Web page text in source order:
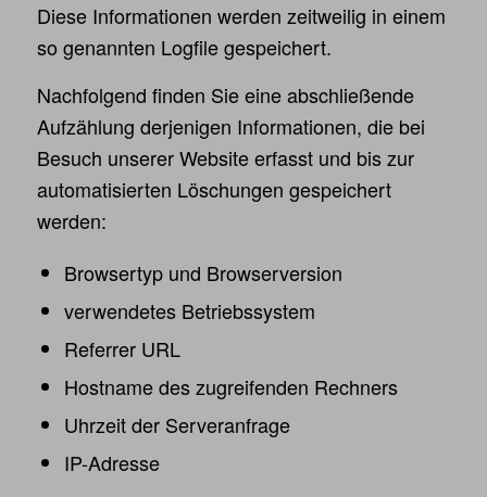
Diese Informationen werden zeitweilig in einem
so genannten Logfile gespeichert.
Nachfolgend finden Sie eine abschließende
Aufzählung derjenigen Informationen, die bei
Besuch unserer Website erfasst und bis zur
automatisierten Löschungen gespeichert
werden:
Browsertyp und Browserversion
verwendetes Betriebssystem
Referrer URL
Hostname des zugreifenden Rechners
Uhrzeit der Serveranfrage
IP-Adresse